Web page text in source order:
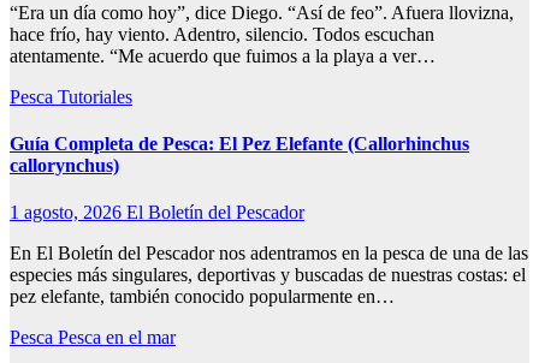
“Era un día como hoy”, dice Diego. “Así de feo”. Afuera llovizna,
hace frío, hay viento. Adentro, silencio. Todos escuchan
atentamente. “Me acuerdo que fuimos a la playa a ver…
Pesca Tutoriales
Guía Completa de Pesca: El Pez Elefante (Callorhinchus
callorynchus)
1 agosto, 2026 El Boletín del Pescador
En El Boletín del Pescador nos adentramos en la pesca de una de las
especies más singulares, deportivas y buscadas de nuestras costas: el
pez elefante, también conocido popularmente en…
Pesca Pesca en el mar